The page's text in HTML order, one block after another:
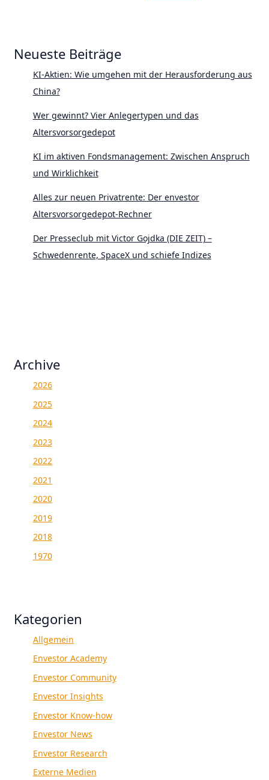
Neueste Beiträge
KI-Aktien: Wie umgehen mit der Herausforderung aus
China?
Wer gewinnt? Vier Anlegertypen und das
Altersvorsorgedepot
KI im aktiven Fondsmanagement: Zwischen Anspruch
und Wirklichkeit
Alles zur neuen Privatrente: Der envestor
Altersvorsorgedepot-Rechner
Der Presseclub mit Victor Gojdka (DIE ZEIT) –
Schwedenrente, SpaceX und schiefe Indizes
Archive
2026
2025
2024
2023
2022
2021
2020
2019
2018
1970
Kategorien
Allgemein
Envestor Academy
Envestor Community
Envestor Insights
Envestor Know-how
Envestor News
Envestor Research
Externe Medien